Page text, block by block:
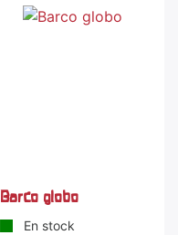
Barco globo
En stock